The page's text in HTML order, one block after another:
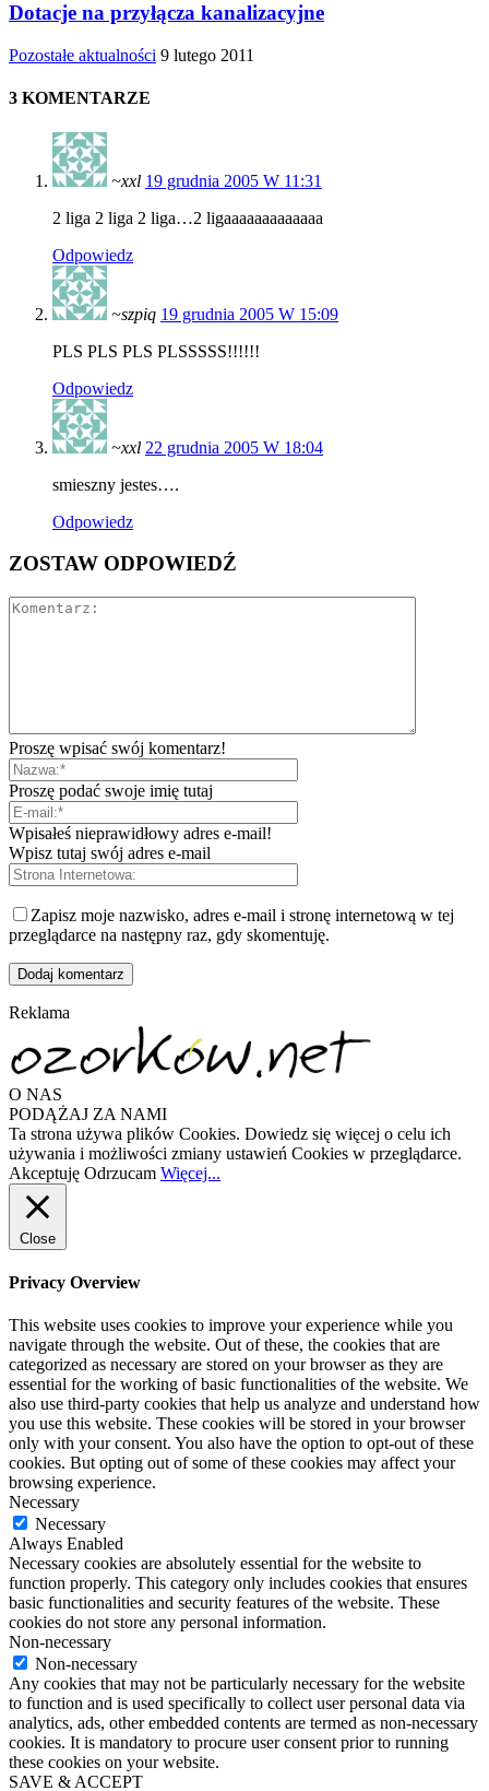
Dotacje na przyłącza kanalizacyjne
Pozostałe aktualności 9 lutego 2011
3 KOMENTARZE
~xxl 19 grudnia 2005 W 11:31
2 liga 2 liga 2 liga…2 ligaaaaaaaaaaaaa
Odpowiedz
~szpiq 19 grudnia 2005 W 15:09
PLS PLS PLS PLSSSSS!!!!!!
Odpowiedz
~xxl 22 grudnia 2005 W 18:04
smieszny jestes….
Odpowiedz
ZOSTAW ODPOWIEDŹ
Proszę wpisać swój komentarz!
Proszę podać swoje imię tutaj
Wpisałeś nieprawidłowy adres e-mail!
Wpisz tutaj swój adres e-mail
Zapisz moje nazwisko, adres e-mail i stronę internetową w tej
przeglądarce na następny raz, gdy skomentuję.
Reklama
O NAS
PODĄŻAJ ZA NAMI
Ta strona używa plików Cookies. Dowiedz się więcej o celu ich
używania i możliwości zmiany ustawień Cookies w przeglądarce.
Akceptuję Odrzucam Więcej...
Close
Privacy Overview
This website uses cookies to improve your experience while you
navigate through the website. Out of these, the cookies that are
categorized as necessary are stored on your browser as they are
essential for the working of basic functionalities of the website. We
also use third-party cookies that help us analyze and understand how
you use this website. These cookies will be stored in your browser
only with your consent. You also have the option to opt-out of these
cookies. But opting out of some of these cookies may affect your
browsing experience.
Necessary
Necessary
Always Enabled
Necessary cookies are absolutely essential for the website to
function properly. This category only includes cookies that ensures
basic functionalities and security features of the website. These
cookies do not store any personal information.
Non-necessary
Non-necessary
Any cookies that may not be particularly necessary for the website
to function and is used specifically to collect user personal data via
analytics, ads, other embedded contents are termed as non-necessary
cookies. It is mandatory to procure user consent prior to running
these cookies on your website.
SAVE & ACCEPT